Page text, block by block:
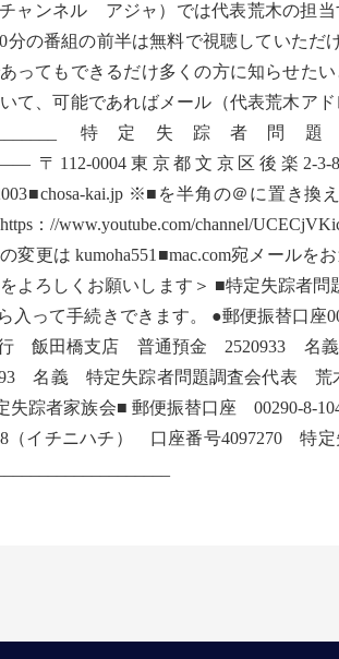
チャンネル アジャ）では代表荒木の担
分の番組の前半は無料で視聴していた
ってもできるだけ多くの方に知らせた
て、可能であればメール（代表荒木アド
特定失
0004東京都文京区後楽2-3-8第6
kai.jp ※■を半角の＠に置き
：//www.youtube.com/channel/
変更は kumoha551■mac.com宛メールを
よろしくお願いします＞ ■特定失踪者
って手続きできます。 ●郵便振替口座
飯田橋支店 普通預金 2520933 名
名義 特定失踪者問題調査会代表 荒木
失踪者家族会■ 郵便振替口座 00290-8-
イチニハチ） 口座番号4097270 特定